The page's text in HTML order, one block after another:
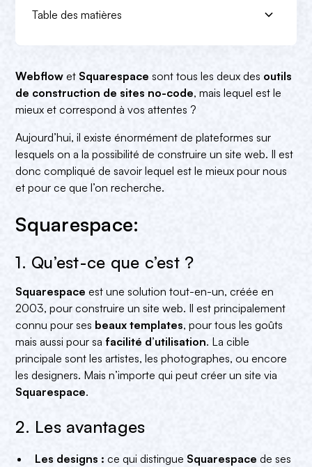
Webflow et Squarespace sont tous les deux des outils
de construction de sites no-code, mais lequel est le
mieux et correspond à vos attentes ?
Aujourd’hui, il existe énormément de plateformes sur
lesquels on a la possibilité de construire un site web. Il est
donc compliqué de savoir lequel est le mieux pour nous
et pour ce que l’on recherche.
Squarespace:
1. Qu’est-ce que c’est ?
Squarespace est une solution tout-en-un, créée en
2003, pour construire un site web. Il est principalement
connu pour ses beaux templates, pour tous les goûts
mais aussi pour safacilité d’utilisation. La cible
principale sont les artistes, les photographes, ou encore
les designers. Mais n’importe qui peut créer un site via
Squarespace.
2. Les avantages
Les designs : ce qui distingue Squarespace de ses
Table des matières
2. Les avantages
3. Les inconvénients
4. La cible
2. Raisons pour utiliser Webflow